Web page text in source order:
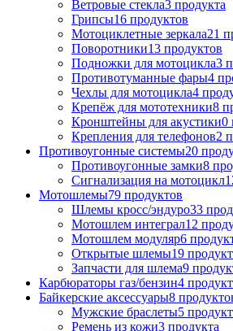
Ветровые стекла3 продукта
Грипсы16 продуктов
Мотоциклетные зеркала21
Поворотники13 продуктов
Подножки для мотоцикла3
Противотуманные фары4
Чехлы для мотоцикла4
Крепёж для мототехники8
Кронштейны для акустики0
Крепления для телефонов2
Противоугонные системы20
Противоугонные замки8
Сигнализация на мотоцикл
Мотошлемы79 продуктов
Шлемы кросс/эндуро33
Мотошлем интеграл12
Мотошлем модуляр6
Открытые шлемы19
Запчасти для шлема9
Карбюраторы газ/бензин4
Байкерские аксессуары8
Мужские браслеты5
Ремень из кожи3 продукта